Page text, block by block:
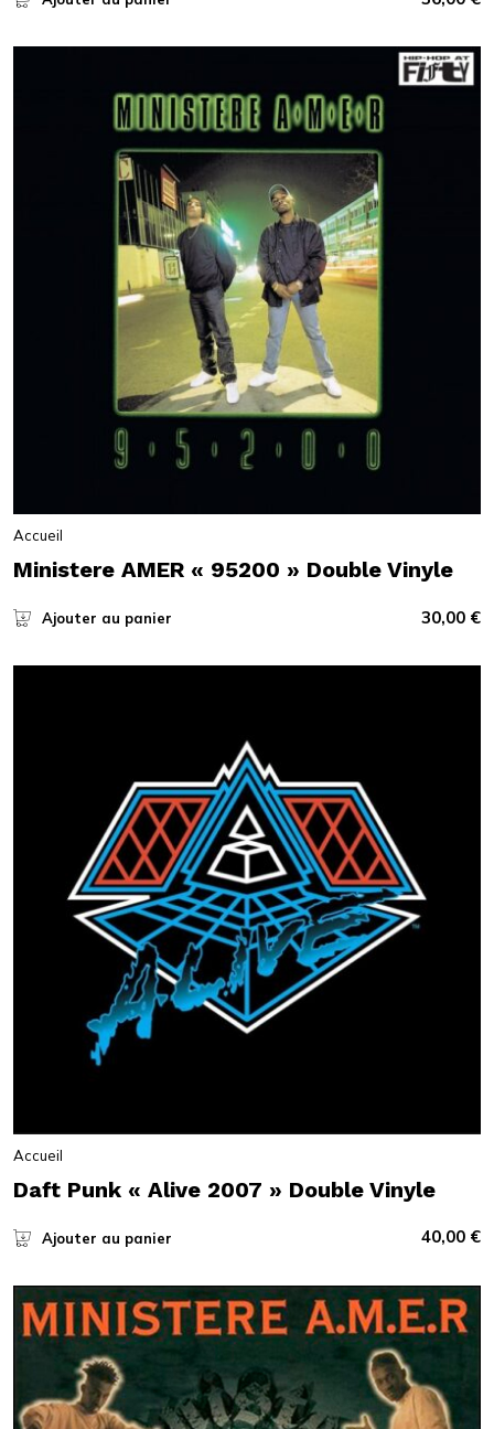
Accueil
Ministere AMER « 95200 » Double Vinyle
Ajouter au panier 30,00 €
Accueil
Daft Punk « Alive 2007 » Double Vinyle
Ajouter au panier 40,00 €